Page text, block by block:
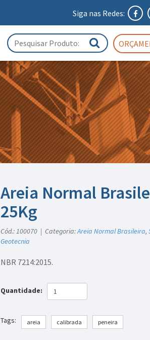
Siga nas Redes:
Areia Normal
25Kg
Cód.: 100070 | Categoria:Areia Normal Brasileira,
Geotecnia
NBR 7214:2015.
Quantidade:
Tags: areia calibrada peneira